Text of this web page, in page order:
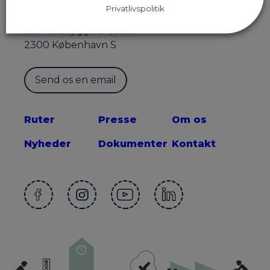
Sekretariatet for Supercykelstier
Islands Brygge 37, 5. sal
2300 København S
Send os en email
Ruter
Nyheder
Presse
Dokumenter
Om os
Kontakt
Privatlivspolitik